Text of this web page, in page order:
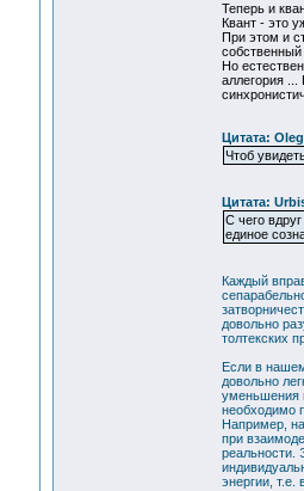
Теперь и
Квант - это
При этом и
собственный
Но
аллегория
Цитата:
Чтоб
Цитата:
C чего
единое
Каждый
довольно
толтекских
Если в
довольно
уменьшения
необходимо
Например,
при
реальности.
энергии, т.е.